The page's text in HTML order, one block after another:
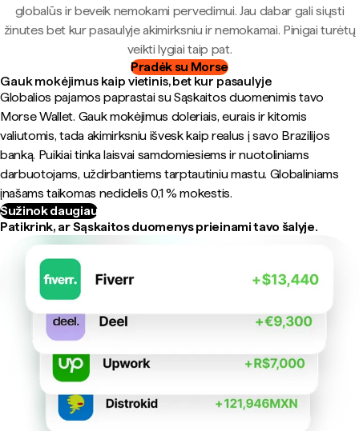
globalūs ir beveik nemokami pervedimui. Jau dabar gali siųsti
žinutes bet kur pasaulyje akimirksniu ir nemokamai. Pinigai turėtų
veikti lygiai taip pat.
Pradėk su Morse
Gauk mokėjimus kaip vietinis, bet kur pasaulyje
Globalios pajamos paprastai su Sąskaitos duomenimis tavo
Morse Wallet. Gauk mokėjimus doleriais, eurais ir kitomis
valiutomis, tada akimirksniu išvesk kaip realus į savo Brazilijos
banką. Puikiai tinka laisvai samdomiesiems ir nuotoliniams
darbuotojams, uždirbantiems tarptautiniu mastu. Globaliniams
įnašams taikomas nedidelis 0,1 % mokestis.
Sužinok daugiau
Patikrink, ar Sąskaitos duomenys prieinami tavo šalyje.